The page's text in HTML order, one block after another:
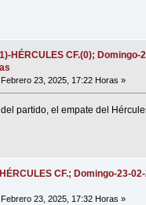
HÉRCULES CF.(0); Domingo-
Febrero 23, 2025, 17:22 Horas »
partido, el empate del
CF.; Domingo-23-
Febrero 23, 2025, 17:32 Horas »